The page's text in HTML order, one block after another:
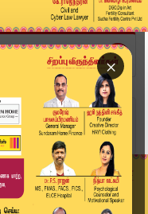
×
நிர்வாகிகள...